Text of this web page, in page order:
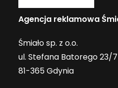
Agencja reklamowa
Śmiało sp. z o.o.
ul. Stefana Batorego 23/7
81-365 Gdynia